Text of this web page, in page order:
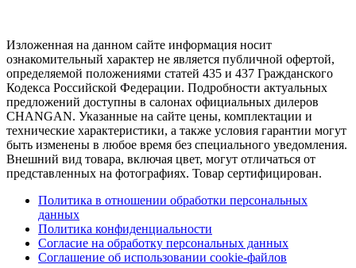
Изложенная на данном сайте информация носит
ознакомительный характер не является публичной офертой,
определяемой положениями статей 435 и 437 Гражданского
Кодекса Российской Федерации. Подробности актуальных
предложений доступны в салонах официальных дилеров
CHANGAN. Указанные на сайте цены, комплектации и
технические характеристики, а также условия гарантии могут
быть изменены в любое время без специального уведомления.
Внешний вид товара, включая цвет, могут отличаться от
представленных на фотографиях. Товар сертифицирован.
Политика в отношении обработки персональных
данных
Политика конфиденциальности
Согласие на обработку персональных данных
Соглашение об использовании cookie-файлов